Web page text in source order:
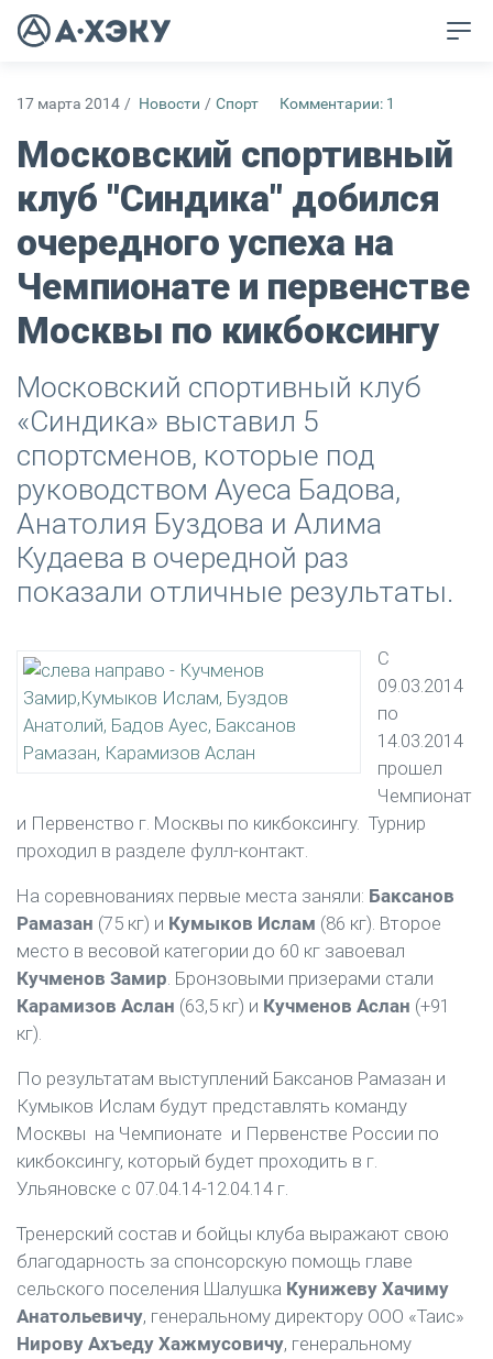
17 марта 2014 / Новости / Спорт Комментарии: 1
Московский спортивный
клуб "Синдика" добился
очередного успеха на
Чемпионате и первенстве
Москвы по кикбоксингу
Московский спортивный клуб
«Синдика» выставил 5
спортсменов, которые под
руководством Ауеса Бадова,
Анатолия Буздова и Алима
Кудаева в очередной раз
показали отличные результаты.
С
09.03.2014
по
14.03.2014
прошел
Чемпионат
и Первенство г. Москвы по кикбоксингу. Турнир
проходил в разделе фулл-контакт.
На соревнованиях первые места заняли: Баксанов
Рамазан (75 кг) и Кумыков Ислам (86 кг). Второе
место в весовой категории до 60 кг завоевал
Кучменов Замир. Бронзовыми призерами стали
Карамизов Аслан (63,5 кг) и Кучменов Аслан (+91
кг).
По результатам выступлений Баксанов Рамазан и
Кумыков Ислам будут представлять команду
Москвы на Чемпионате и Первенстве России по
кикбоксингу, который будет проходить в г.
Ульяновске с 07.04.14-12.04.14 г.
Тренерский состав и бойцы клуба выражают свою
благодарность за спонсорскую помощь главе
сельского поселения Шалушка Кунижеву Хачиму
Анатольевичу, генеральному директору ООО «Таис»
Нирову Ахъеду Хажмусовичу, генеральному